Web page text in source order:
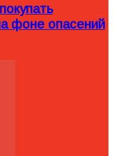
фоне опасений